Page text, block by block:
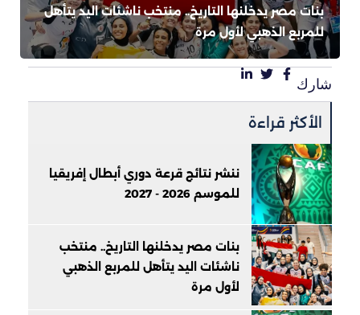
بنات مصر يدخلنها التاريخ.. منتخب ناشئات اليد يتأهل
للمربع الذهبي لأول مرة
شارك
الأكثر قراءة
ننشر نتائج قرعة دوري أبطال إفريقيا
للموسم 2026 - 2027
بنات مصر يدخلنها التاريخ.. منتخب
ناشئات اليد يتأهل للمربع الذهبي
لأول مرة